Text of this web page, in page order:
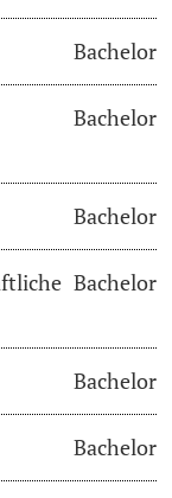
Bachelor
Bachelor
Bachelor
Bachelor
Bachelor
Bachelor